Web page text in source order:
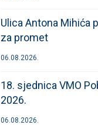
Ulica Antona Mihića
za promet
06.08.2026.
18. sjednica VMO
2026.
06.08.2026.